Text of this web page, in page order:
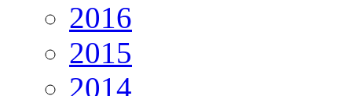
2016
2015
2014